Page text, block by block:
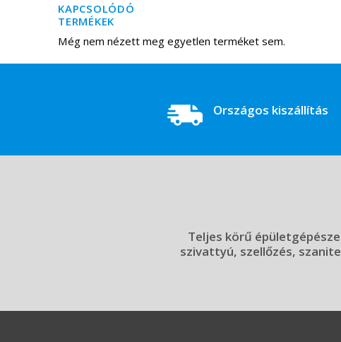
KAPCSOLÓDÓ
TERMÉKEK
Még nem nézett meg egyetlen terméket sem.
Országos kiszállítás
Teljes körű
szivattyú, szellőzés,